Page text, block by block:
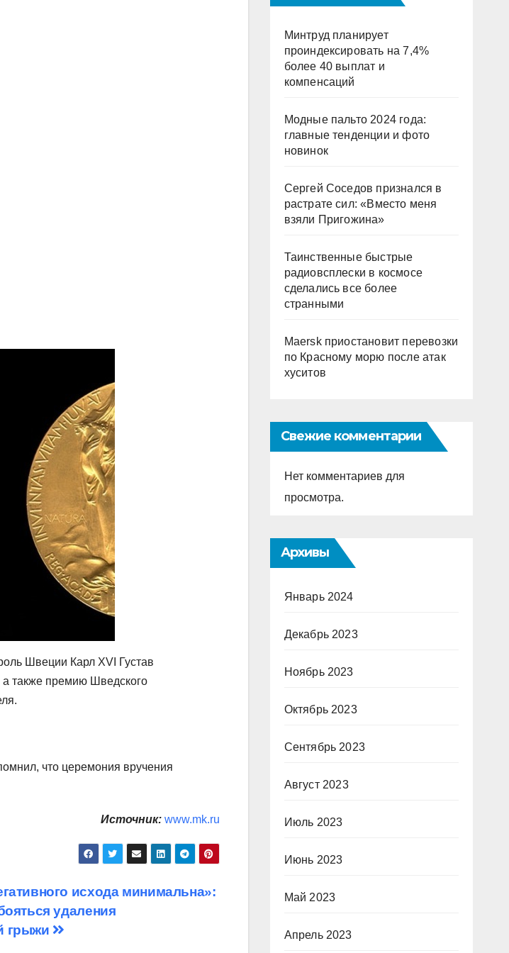
Швеции Карл XVI Густав
а также премию Шведского
что церемония вручения
Источник: www.mk.ru
исхода минимальна»:
удаления
грыжи
Минтруд планирует
проиндексировать на 7,4%
более 40 выплат и
компенсаций
Модные пальто 2024 года:
главные тенденции и фото
новинок
Сергей Соседов признался в
растрате сил: «Вместо меня
взяли Пригожина»
Таинственные быстрые
радиовсплески в космосе
сделались все более
странными
Maersk приостановит перевозки
по Красному морю после атак
хуситов
Свежие комментарии
Нет комментариев для
просмотра.
Архивы
Январь 2024
Декабрь 2023
Ноябрь 2023
Октябрь 2023
Сентябрь 2023
Август 2023
Июль 2023
Июнь 2023
Май 2023
Апрель 2023